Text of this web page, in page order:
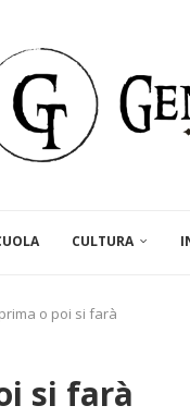
CULTURA
o poi si farà
si farà